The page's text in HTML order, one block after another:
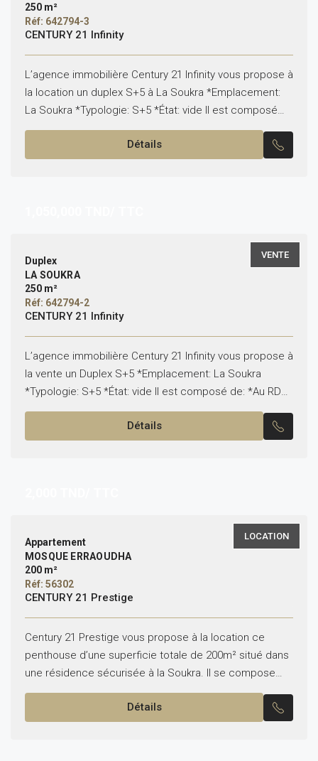
250 m²
Réf: 642794-3
CENTURY 21 Infinity
L’agence immobilière Century 21 Infinity vous propose à
la location un duplex S+5 à La Soukra *Emplacement:
La Soukra *Typologie: S+5 *État: vide Il est composé
de: *Au RDC: -Un salon, une...
Détails
VENTE
Duplex
LA SOUKRA
250 m²
Réf: 642794-2
CENTURY 21 Infinity
L’agence immobilière Century 21 Infinity vous propose à
la vente un Duplex S+5 *Emplacement: La Soukra
*Typologie: S+5 *État: vide Il est composé de: *Au RDC:
-Un salon, une salle à manger...
Détails
LOCATION
Appartement
MOSQUE ERRAOUDHA
200 m²
Réf: 56302
CENTURY 21 Prestige
Century 21 Prestige vous propose à la location ce
penthouse d’une superficie totale de 200m² situé dans
une résidence sécurisée à la Soukra. Il se compose
comme suit : – Salon, salle...
Détails